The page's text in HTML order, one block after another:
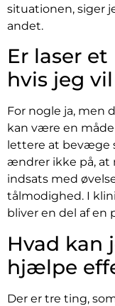
situationen, siger
andet.
Er laser
hvis jeg
For nogle ja, men
kan være en
lettere at bevæge
ændrer ikke på, at
indsats med
tålmodighed. I
bliver en del af en
Hvad kan
hjælpe
Der er tre ting,